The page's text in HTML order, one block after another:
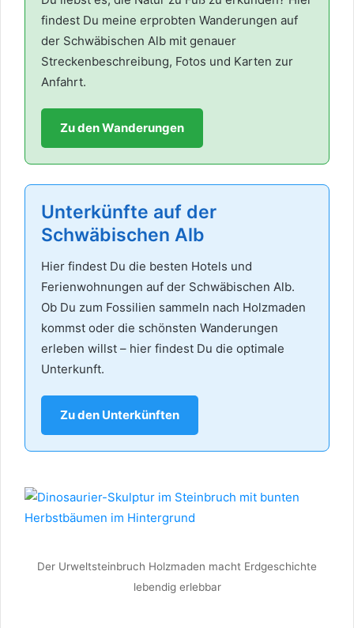
findest Du meine erprobten Wanderungen auf
der Schwäbischen Alb mit genauer
Streckenbeschreibung, Fotos und Karten zur
Anfahrt.
Zu den Wanderungen
Unterkünfte auf der
Schwäbischen Alb
Hier findest Du die besten Hotels und
Ferienwohnungen auf der Schwäbischen Alb.
Ob Du zum Fossilien sammeln nach Holzmaden
kommst oder die schönsten Wanderungen
erleben willst – hier findest Du die optimale
Unterkunft.
Zu den Unterkünften
Der Urweltsteinbruch Holzmaden macht Erdgeschichte
lebendig erlebbar